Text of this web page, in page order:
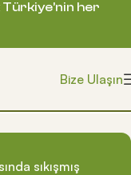
Bize Ulaşın
sıkışmış
her